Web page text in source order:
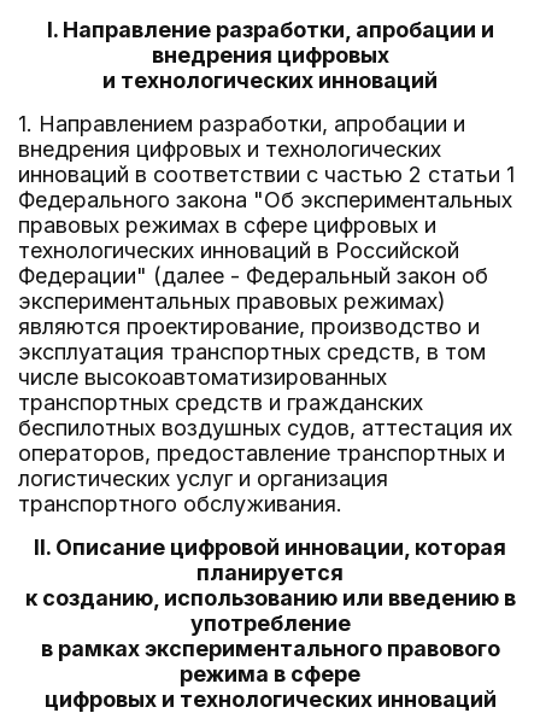
I. Направление разработки, апробации и
внедрения цифровых
и технологических инноваций
1. Направлением разработки, апробации и
внедрения цифровых и технологических
инноваций в соответствии с частью 2 статьи 1
Федерального закона "Об экспериментальных
правовых режимах в сфере цифровых и
технологических инноваций в Российской
Федерации" (далее - Федеральный закон об
экспериментальных правовых режимах)
являются проектирование, производство и
эксплуатация транспортных средств, в том
числе высокоавтоматизированных
транспортных средств и гражданских
беспилотных воздушных судов, аттестация их
операторов, предоставление транспортных и
логистических услуг и организация
транспортного обслуживания.
II. Описание цифровой инновации, которая
планируется
к созданию, использованию или введению в
употребление
в рамках экспериментального правового
режима в сфере
цифровых и технологических инноваций